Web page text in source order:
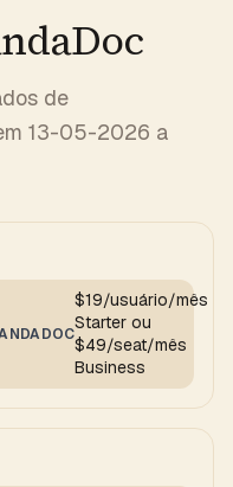
de
13-05-2026 a
$19/usuário/mês
Starter ou
$49/seat/mês
Business